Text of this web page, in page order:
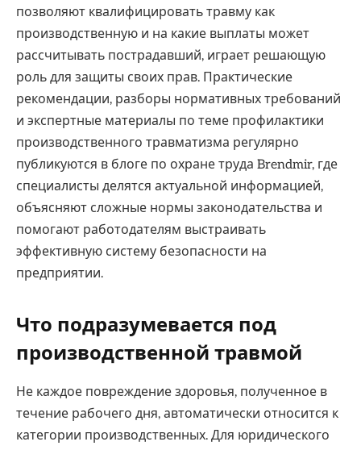
позволяют квалифицировать травму как
производственную и на какие выплаты может
рассчитывать пострадавший, играет решающую
роль для защиты своих прав. Практические
рекомендации, разборы нормативных требований
и экспертные материалы по теме профилактики
производственного травматизма регулярно
публикуются в блоге по охране труда Brendmir, где
специалисты делятся актуальной информацией,
объясняют сложные нормы законодательства и
помогают работодателям выстраивать
эффективную систему безопасности на
предприятии.
Что подразумевается под
производственной травмой
Не каждое повреждение здоровья, полученное в
течение рабочего дня, автоматически относится к
категории производственных. Для юридического